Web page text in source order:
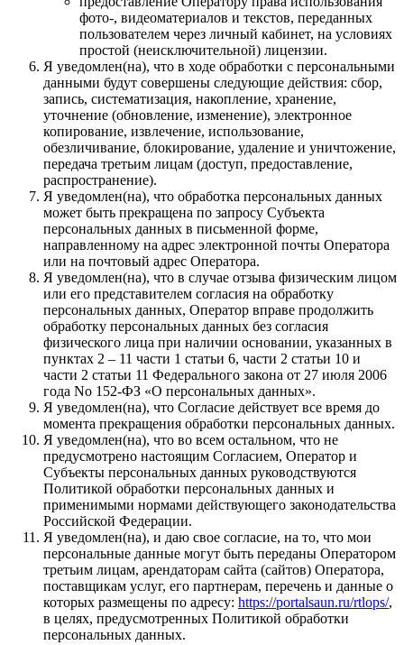
фото-, видеоматериалов и текстов, переданных
пользователем через личный кабинет, на условиях
простой (неисключительной) лицензии.
Я уведомлен(на), что в ходе обработки с персональными
данными будут совершены следующие действия: сбор,
запись, систематизация, накопление, хранение,
уточнение (обновление, изменение), электронное
копирование, извлечение, использование,
обезличивание, блокирование, удаление и уничтожение,
передача третьим лицам (доступ, предоставление,
распространение).
Я уведомлен(на), что обработка персональных данных
может быть прекращена по запросу Субъекта
персональных данных в письменной форме,
направленному на адрес электронной почты Оператора
или на почтовый адрес Оператора.
Я уведомлен(на), что в случае отзыва физическим лицом
или его представителем согласия на обработку
персональных данных, Оператор вправе продолжить
обработку персональных данных без согласия
физического лица при наличии основании, указанных в
пунктах 2 – 11 части 1 статьи 6, части 2 статьи 10 и
части 2 статьи 11 Федерального закона от 27 июля 2006
года No 152-ФЗ «О персональных данных».
Я уведомлен(на), что Согласие действует все время до
момента прекращения обработки персональных данных.
Я уведомлен(на), что во всем остальном, что не
предусмотрено настоящим Согласием, Оператор и
Субъекты персональных данных руководствуются
Политикой обработки персональных данных и
применимыми нормами действующего законодательства
Российской Федерации.
Я уведомлен(на), и даю свое согласие, на то, что мои
персональные данные могут быть переданы Оператором
третьим лицам, арендаторам сайта (сайтов) Оператора,
поставщикам услуг, его партнерам, перечень и данные о
которых размещены по адресу: https://portalsaun.ru/rtlops/,
в целях, предусмотренных Политикой обработки
персональных данных.